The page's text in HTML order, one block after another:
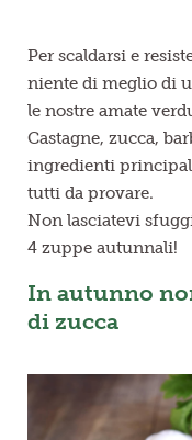
Per scaldarsi e
niente di meglio di
le nostre amate
Castagne, zucca,
ingredienti
tutti da provare.
Non lasciatevi
4 zuppe autunnali!
In autunno
di zucca